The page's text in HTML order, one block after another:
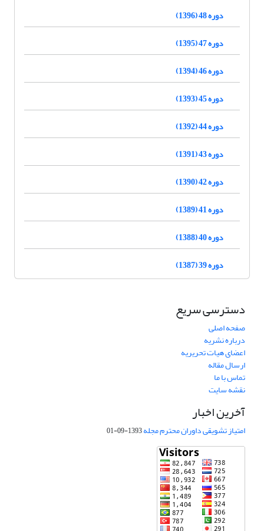
دوره 48 (1396)
دوره 47 (1395)
دوره 46 (1394)
دوره 45 (1393)
دوره 44 (1392)
دوره 43 (1391)
دوره 42 (1390)
دوره 41 (1389)
دوره 40 (1388)
دوره 39 (1387)
دسترسی سریع
صفحه اصلی
درباره نشریه
اعضای هیات تحریریه
ارسال مقاله
تماس با ما
نقشه سایت
آخرین اخبار
امتیاز تشویقی داوران محترم مجله1393-09-01